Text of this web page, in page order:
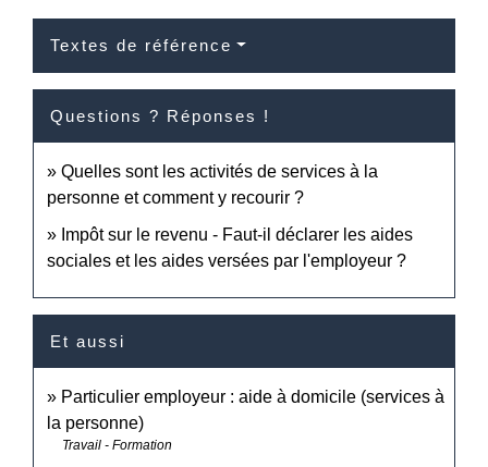
Textes de référence
Questions ? Réponses !
Quelles sont les activités de services à la
personne et comment y recourir ?
Impôt sur le revenu - Faut-il déclarer les aides
sociales et les aides versées par l'employeur ?
Et aussi
Particulier employeur : aide à domicile (services à
la personne)
Travail - Formation